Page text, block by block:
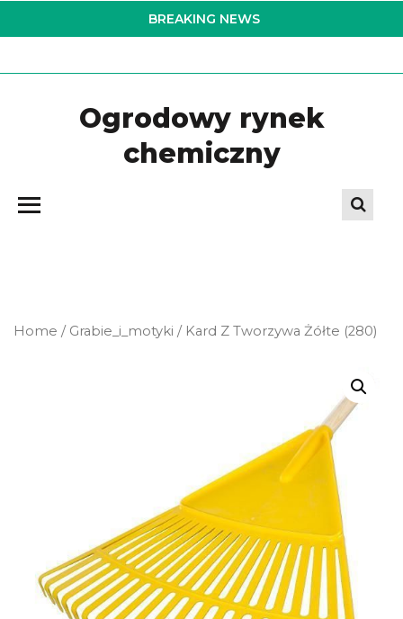
to
BREAKING NEWS
Ogrodowy rynek
chemiczny
Home / Grabie_i_motyki / Kard Z Tworzywa Żółte (280)